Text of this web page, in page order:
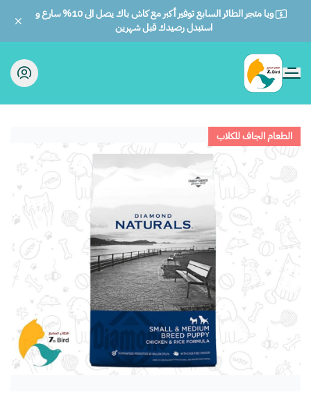
ويا متجر الطائر السابع توفير أكبر مع كاش باك يصل الى 10% سارع و
استبدل رصيدك قبل شهرين
الطائر السابع للحيوانات
الطعام الجاف للكلاب